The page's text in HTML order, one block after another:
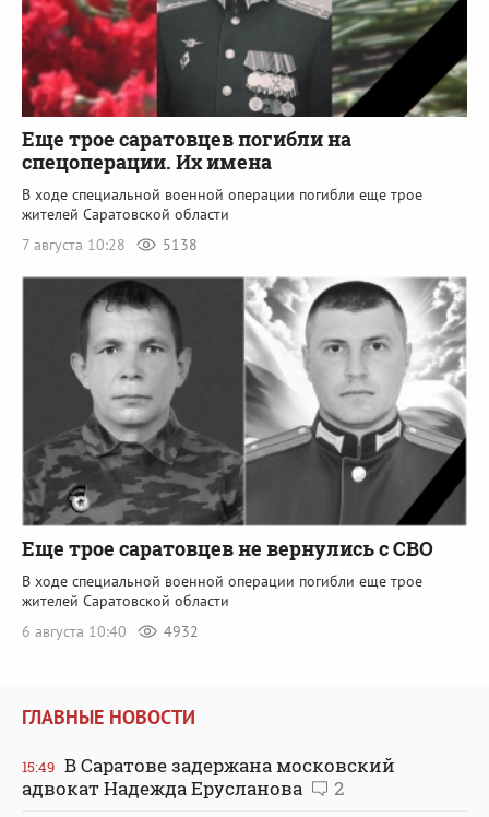
Еще трое саратовцев погибли на
спецоперации. Их имена
В ходе специальной военной операции погибли еще трое
жителей Саратовской области
7 августа 10:28
5138
Еще трое саратовцев не вернулись с СВО
В ходе специальной военной операции погибли еще трое
жителей Саратовской области
6 августа 10:40
4932
ГЛАВНЫЕ НОВОСТИ
15:49 В Саратове задержана московский
адвокат Надежда Ерусланова
2